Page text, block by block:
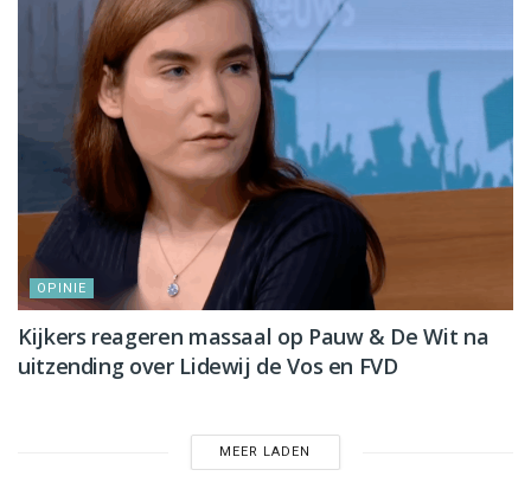
OPINIE
Kijkers reageren massaal op Pauw & De Wit na
uitzending over Lidewij de Vos en FVD
MEER LADEN